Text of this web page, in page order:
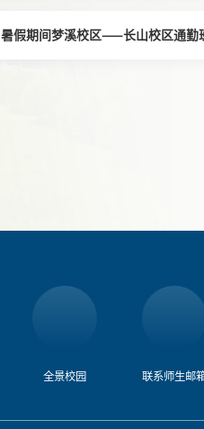
暑假期间梦溪校区——长山校区通勤
全景校园 联系师生邮